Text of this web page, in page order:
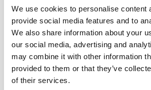
We use cookies to personalise content
provide social media features and to
We also share information about your
our social media, advertising and
may combine it with other information
provided to them or that they’ve
of their services.
suplement z olejem rybnym.
* Korzystne działanie występuje przy
spożyciu 250 mg EPA i DHA.
** Korzystne działanie występuje przy
spożyciu 250 mg DHA.